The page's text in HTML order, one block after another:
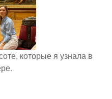
которые я узнала в